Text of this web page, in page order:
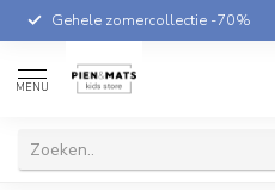
Gehele zomercollectie -70%
MENU